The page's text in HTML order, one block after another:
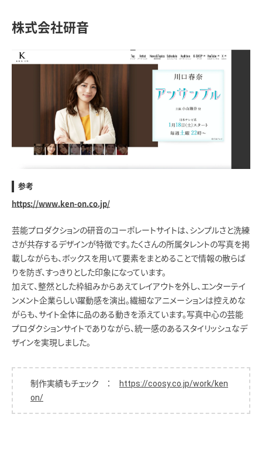
株式会社研音
参考
https://www.ken-on.co.jp/
芸能プロダクションの研音のコーポレートサイトは、シンプルさと洗練
さが共存するデザインが特徴です。たくさんの所属タレントの写真を掲
載しながらも、ボックスを用いて要素をまとめることで情報の散らば
りを防ぎ、すっきりとした印象になっています。
加えて、整然とした枠組みからあえてレイアウトを外し、エンターテイ
ンメント企業らしい躍動感を演出。繊細なアニメーションは控えめな
がらも、サイト全体に品のある動きを添えています。写真中心の芸能
プロダクションサイトでありながら、統一感のあるスタイリッシュなデ
ザインを実現しました。
制作実績もチェック ：
https://coosy.co.jp/work/ken
on/